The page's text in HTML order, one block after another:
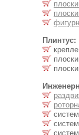
Плинтус: